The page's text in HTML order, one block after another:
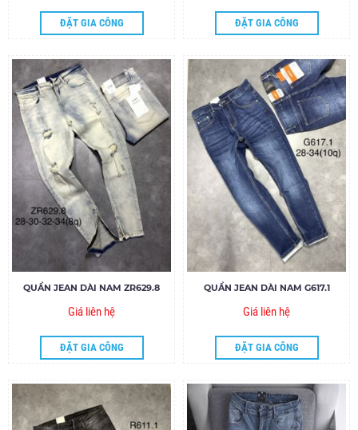
ĐẶT GIA CÔNG ĐẶT GIA CÔNG
QUẦN JEAN DÀI NAM ZR629.8
Giá liên hệ
ĐẶT GIA CÔNG
QUẦN JEAN DÀI NAM G617.1
Giá liên hệ
ĐẶT GIA CÔNG